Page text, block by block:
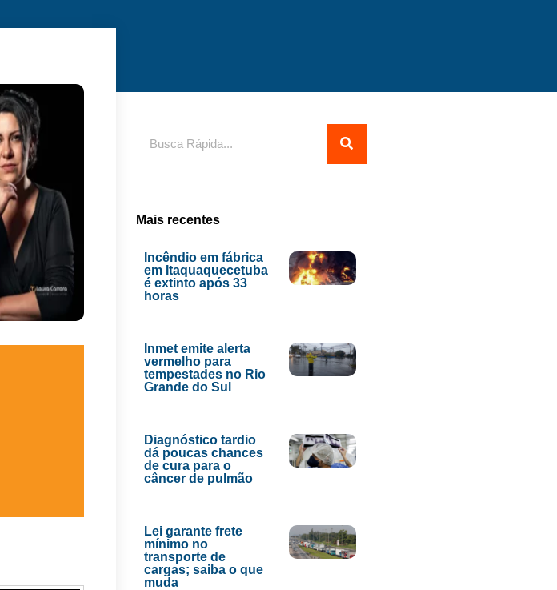
Mais recentes
Incêndio em fábrica
em Itaquaquecetuba
é extinto após 33
horas
Inmet emite alerta
vermelho para
tempestades no Rio
Grande do Sul
Diagnóstico tardio
dá poucas chances
de cura para o
câncer de pulmão
Lei garante frete
mínimo no
transporte de
cargas; saiba o que
muda